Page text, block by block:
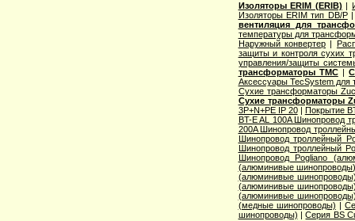
Изоляторы ERIM (ERIB) |
Изоляторы ERIM тип DB/P
вентиляция для
температуры для
Наружный конвертер |
защиты и контроля сухих
управления/защиты
трансформаторы TMC|
Аксессуары TecSystem для
Сухие трансформаторы
Сухие трансформаторы
3P+N+PE IP 20| Покрытие
BT-E AL 100A Шинопровод
200A Шинопровод
Шинопровод троллейный
Шинопровод троллейный
Шинопровод Pogliano
(алюминивые
(алюминивые
(алюминивые
(алюминивые
(медные шинопроводы) |
шинопроводы) |Серия ВS